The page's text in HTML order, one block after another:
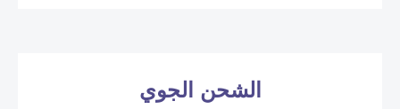
الشحن الجوي